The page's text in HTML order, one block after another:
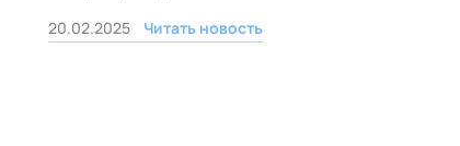
20.02.2025
Читать новость